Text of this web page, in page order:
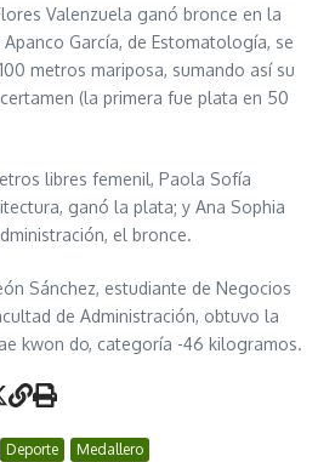
Valenzuela ganó bronce en la
García, de Estomatología, se
metros mariposa, sumando así su
(la primera fue plata en 50
libres femenil, Paola Sofía
ganó la plata; y Ana Sophia
el bronce.
Sánchez, estudiante de Negocios
de Administración, obtuvo la
kwon do, categoría -46 kilogramos.
Deporte
Medallero